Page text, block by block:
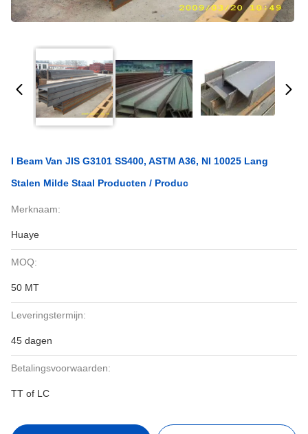
I Beam Van JIS G3101 SS400, ASTM A36, Nl 10025 Lang
Stalen Milde Staal Producten / Produc
Merknaam:
Huaye
MOQ:
50 MT
Leveringstermijn:
45 dagen
Betalingsvoorwaarden:
TT of LC